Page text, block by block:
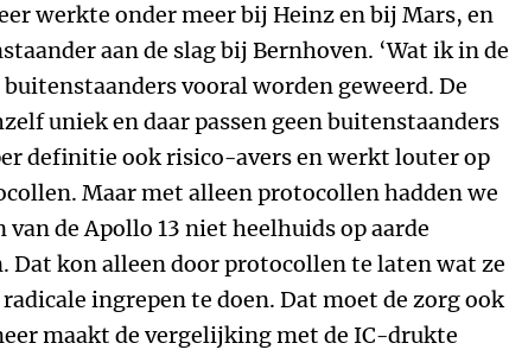
werkte onder meer bij Heinz en bij Mars, en
aan de slag bij Bernhoven. ‘Wat ik in de
vooral worden geweerd. De
uniek en daar passen geen buitenstaanders
definitie ook risico-avers en werkt louter op
Maar met alleen protocollen hadden we
van de Apollo 13 niet heelhuids op aarde
Dat kon alleen door protocollen te laten wat ze
ingrepen te doen. Dat moet de zorg ook
maakt de vergelijking met de IC-drukte